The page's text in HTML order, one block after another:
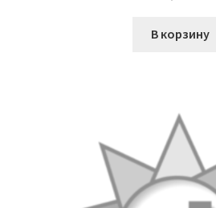
Прокладка трасс для
Сервисное обслуживание
В корзину